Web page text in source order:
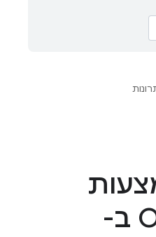
ספקי OAuth ב-